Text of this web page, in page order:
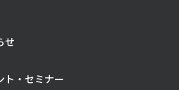
せ
ト・セミナー